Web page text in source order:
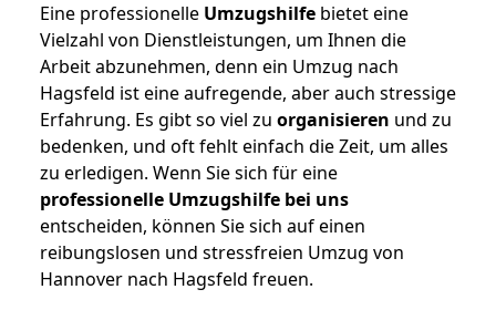
Eine professionelle Umzugshilfe bietet eine
Vielzahl von Dienstleistungen, um Ihnen die
Arbeit abzunehmen, denn ein Umzug nach
Hagsfeld ist eine aufregende, aber auch stressige
Erfahrung. Es gibt so viel zu organisieren und zu
bedenken, und oft fehlt einfach die Zeit, um alles
zu erledigen. Wenn Sie sich für eine
professionelle Umzugshilfe bei uns
entscheiden, können Sie sich auf einen
reibungslosen und stressfreien Umzug von
Hannover nach Hagsfeld freuen.